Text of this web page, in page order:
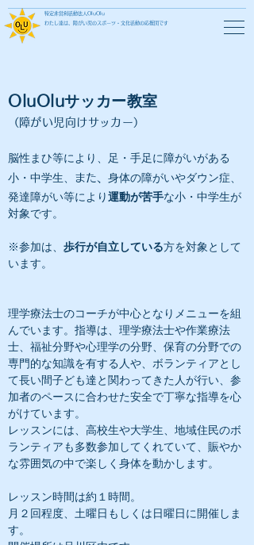
特定非営利活動法人OluOlu
わたし達は、障がい児のスポーツ・文化活動の応援団です
OluOluサッカー教室
​（障がい児向けサッカー）
脳性まひ等により、足・手足に障がいがある
小・中学生、
​また、 身体の障がいやダウン症、
発達障がい等により運動が苦手​な小・中学生が
対象です。
※参加は、 歩行が自立している方を対象として
います。
理学療法士のコーチが中心となりメニューを組
んでいます。指導は、理学療法士や作業療法
士、福祉分野や心理学の分野、保育の分野での
専門的な知識を有する人や、ボランティアとし
て長い間子ども達と関わってきた人が行い、参
加者のペースに合わせた安全で丁寧な指導を心
がけています。
レッスンには、高校生や大学生、地域住民のボ
ランティアも多数参加してくれていて、賑やか
な雰囲気の中で楽しく身体を動かします。
レッスン時間は約１時間。
月２回程度、土曜日もしくは日曜日に開催しま
す。